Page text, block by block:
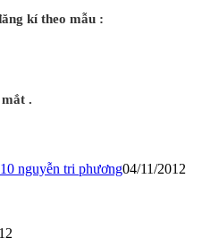
kí theo mẫu :
.
nguyễn tri phương04/11/2012